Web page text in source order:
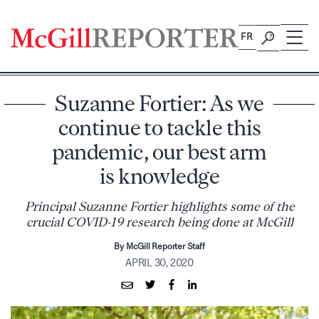
content
FR
Suzanne Fortier: As we
continue to tackle this
pandemic, our best arm
is knowledge
Principal Suzanne Fortier highlights some of the
crucial COVID-19 research being done at McGill
By McGill Reporter Staff
APRIL 30, 2020